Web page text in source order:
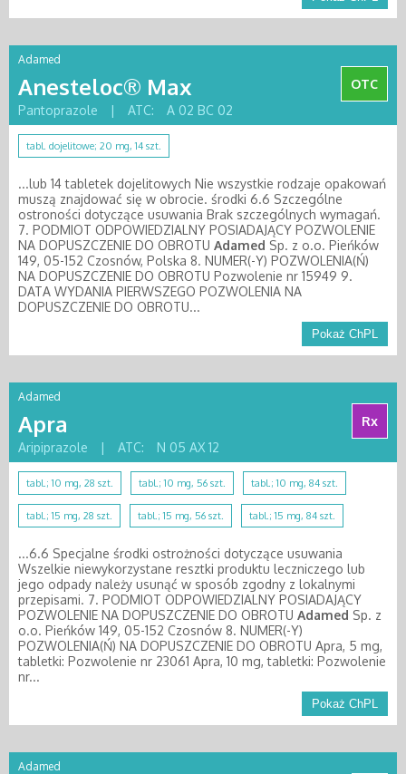
Adamed
Anesteloc® Max
OTC
Pantoprazole
| ATC: A 02 BC 02
tabl. dojelitowe; 20 mg, 14 szt.
...lub 14 tabletek dojelitowych Nie wszystkie rodzaje opakowań
muszą znajdować się w obrocie. środki 6.6 Szczególne
ostroności dotyczące usuwania Brak szczególnych wymagań.
7. PODMIOT ODPOWIEDZIALNY POSIADAJĄCY POZWOLENIE
NA DOPUSZCZENIE DO OBROTU Adamed Sp. z o.o. Pieńków
149, 05-152 Czosnów, Polska 8. NUMER(-Y) POZWOLENIA(Ń)
NA DOPUSZCZENIE DO OBROTU Pozwolenie nr 15949 9.
DATA WYDANIA PIERWSZEGO POZWOLENIA NA
DOPUSZCZENIE DO OBROTU...
Pokaż ChPL
Adamed
Apra
Rx
Aripiprazole
| ATC: N 05 AX 12
tabl.; 10 mg, 28 szt. tabl.; 10 mg, 56 szt. tabl.; 10 mg, 84 szt.
tabl.; 15 mg, 28 szt. tabl.; 15 mg, 56 szt. tabl.; 15 mg, 84 szt.
...6.6 Specjalne środki ostrożności dotyczące usuwania
Wszelkie niewykorzystane resztki produktu leczniczego lub
jego odpady należy usunąć w sposób zgodny z lokalnymi
przepisami. 7. PODMIOT ODPOWIEDZIALNY POSIADAJĄCY
POZWOLENIE NA DOPUSZCZENIE DO OBROTU Adamed Sp. z
o.o. Pieńków 149, 05-152 Czosnów 8. NUMER(-Y)
POZWOLENIA(Ń) NA DOPUSZCZENIE DO OBROTU Apra, 5 mg,
tabletki: Pozwolenie nr 23061 Apra, 10 mg, tabletki: Pozwolenie
nr...
Pokaż ChPL
Adamed